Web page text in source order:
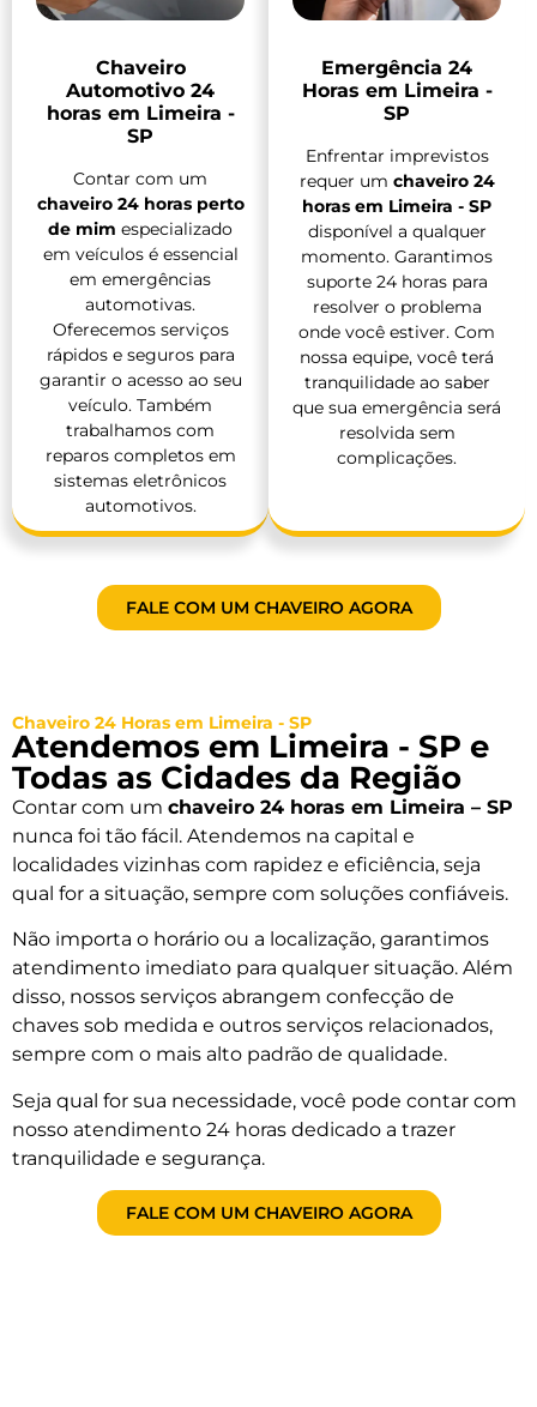
Chaveiro
Automotivo 24
horas em Limeira -
SP
Contar com um
chaveiro 24 horas perto
de mim especializado
em veículos é essencial
em emergências
automotivas.
Oferecemos serviços
rápidos e seguros para
garantir o acesso ao seu
veículo. Também
trabalhamos com
reparos completos em
sistemas eletrônicos
automotivos.
Emergência 24
Horas em Limeira -
SP
Enfrentar imprevistos
requer um chaveiro 24
horas em Limeira - SP
disponível a qualquer
momento. Garantimos
suporte 24 horas para
resolver o problema
onde você estiver. Com
nossa equipe, você terá
tranquilidade ao saber
que sua emergência será
resolvida sem
complicações.
FALE COM UM CHAVEIRO AGORA
Chaveiro 24 Horas em Limeira - SP
Atendemos em Limeira - SP e
Todas as Cidades da Região
Contar com um chaveiro 24 horas em Limeira – SP
nunca foi tão fácil. Atendemos na capital e
localidades vizinhas com rapidez e eficiência, seja
qual for a situação, sempre com soluções confiáveis.
Não importa o horário ou a localização, garantimos
atendimento imediato para qualquer situação. Além
disso, nossos serviços abrangem confecção de
chaves sob medida e outros serviços relacionados,
sempre com o mais alto padrão de qualidade.
Seja qual for sua necessidade, você pode contar com
nosso atendimento 24 horas dedicado a trazer
tranquilidade e segurança.
FALE COM UM CHAVEIRO AGORA